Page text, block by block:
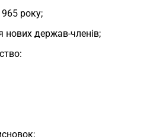
року;
нових держав-членів;